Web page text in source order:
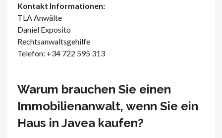
Kontakt Informationen:
TLA Anwälte
Daniel Exposito
Rechtsanwaltsgehilfe
Telefon: +34 722 595 313
Warum brauchen Sie einen
Immobilienanwalt, wenn Sie ein
Haus in Javea kaufen?